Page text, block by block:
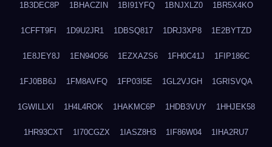
1B3DEC8P 1BHACZIN 1BI91YFQ 1BNJXLZ0 1BR5X4KO
1CFFT9FI 1D9U2JR1 1DBSQ817 1DRJ3XP8 1E2BYTZD
1E8JEY8J 1EN94O56 1EZXAZS6 1FH0C41J 1FIP186C
1FJ0BB6J 1FM8AVFQ 1FP03I5E 1GL2VJGH 1GRISVQA
1GWILLXI 1H4L4ROK 1HAKMC6P 1HDB3VUY 1HHJEK58
1HR93CXT 1I70CGZX 1IASZ8H3 1IF86W04 1IHA2RU7